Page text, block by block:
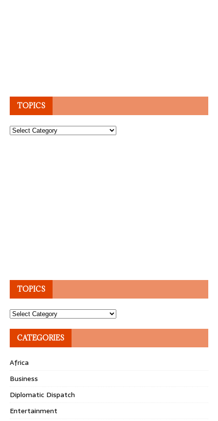
TOPICS
Topics
TOPICS
Topics
CATEGORIES
Africa
Business
Diplomatic Dispatch
Entertainment